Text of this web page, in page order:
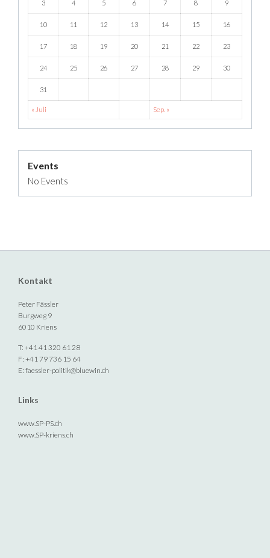
3 4 5 6 7 8 9
10 11 12 13 14 15 16
17 18 19 20 21 22 23
24 25 26 27 28 29 30
31
« Juli Sep. »
Events
No Events
Kontakt
Peter Fässler
Burgweg 9
6010 Kriens
T: +41 41 320 61 28
F: +41 79 736 15 64
E: faessler-politik@bluewin.ch
Links
www.SP-PS.ch
www.SP-kriens.ch